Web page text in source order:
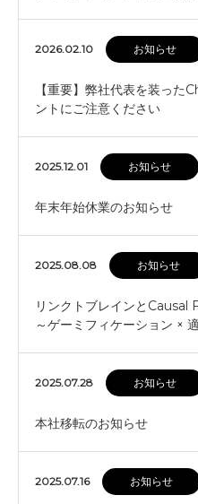
2026.02.10 お知らせ
【重要】弊社代表を装っ
ントにご注意ください
2025.12.01 お知らせ
年末年始休業のお知らせ
2025.08.08 お知らせ
リンクトブレインとCausal
～ゲーミフィケーション ×
2025.07.28 お知らせ
本社移転のお知らせ
2025.07.16 お知らせ